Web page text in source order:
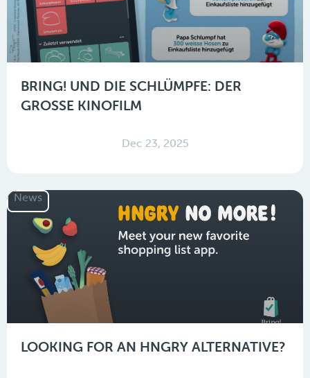
BRING! UND DIE SCHLÜMPFE: DER
GROSSE KINOFILM
Dec 23, 2025
News
LOOKING FOR AN HNGRY ALTERNATIVE?